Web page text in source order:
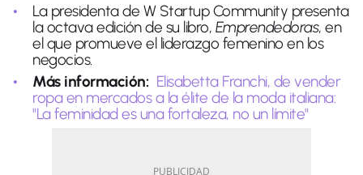
La presidenta de W Startup Community presenta
la octava edición de su libro, Emprendedoras, en
el que promueve el liderazgo femenino en los
negocios.
Más información: Elisabetta Franchi, de vender
ropa en mercados a la élite de la moda italiana:
"La feminidad es una fortaleza, no un límite"